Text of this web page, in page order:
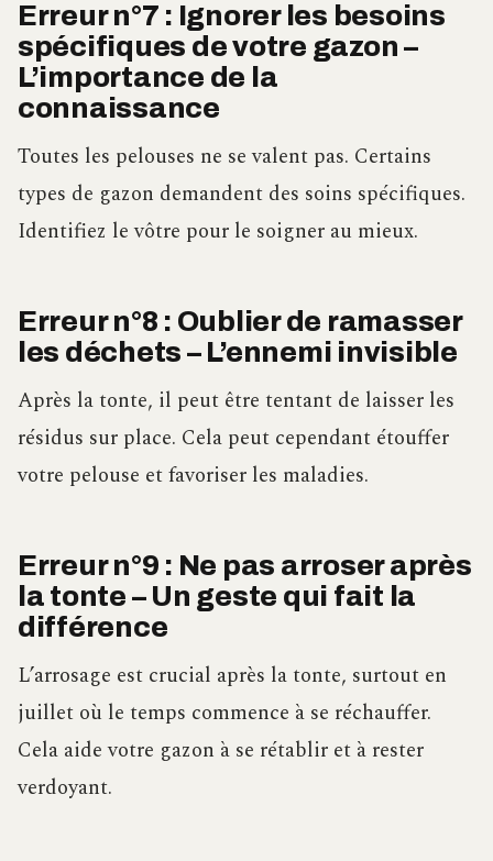
Erreur n°7 : Ignorer les besoins
spécifiques de votre gazon –
L’importance de la
connaissance
Toutes les pelouses ne se valent pas. Certains
types de gazon demandent des soins spécifiques.
Identifiez le vôtre pour le soigner au mieux.
Erreur n°8 : Oublier de ramasser
les déchets – L’ennemi invisible
Après la tonte, il peut être tentant de laisser les
résidus sur place. Cela peut cependant étouffer
votre pelouse et favoriser les maladies.
Erreur n°9 : Ne pas arroser après
la tonte – Un geste qui fait la
différence
L’arrosage est crucial après la tonte, surtout en
juillet où le temps commence à se réchauffer.
Cela aide votre gazon à se rétablir et à rester
verdoyant.